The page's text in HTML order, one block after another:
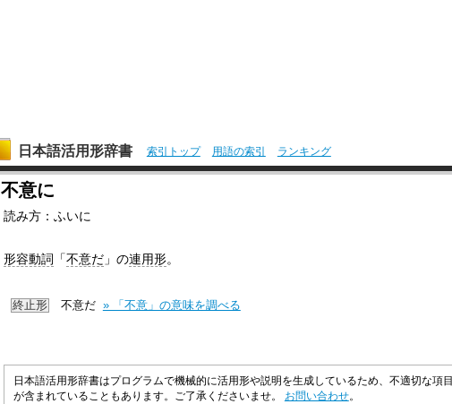
日本語活用形辞書 索引トップ 用語の索引 ランキング
不意に
読み方：ふいに
形容動詞 「不意だ」の連用形。
終止形 不意だ » 「不意」の意味を調べる
日本語活用形辞書はプログラムで機械的に活用形や説明を生成しているため、不適切な項目
が含まれていることもあります。ご了承くださいませ。 お問い合わせ。